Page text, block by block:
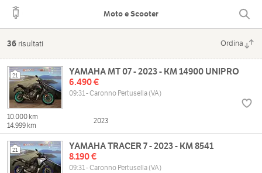
Moto e Scooter
36 risultati Ordina
21
YAMAHA MT 07 - 2023 - KM 14900 UNIPRO
6.490 €
09:31 - Caronno Pertusella (VA)
10.000 km
14.999 km
2023
21
YAMAHA TRACER 7 - 2023 - KM 8541
8.190 €
09:31 - Caronno Pertusella (VA)